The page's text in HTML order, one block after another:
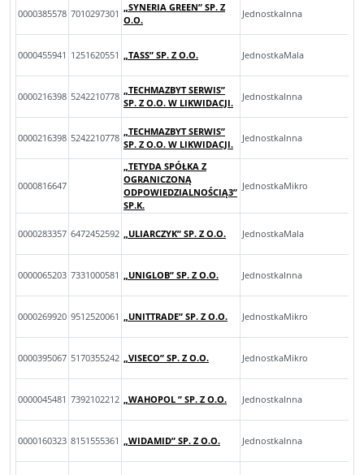
0000385578 7010297301
„SYNERIA GREEN” SP. Z
O.O.
JednostkaInna
0000455941 1251620551 „TASS” SP. Z O.O. JednostkaMala
0000216398 5242210778
„TECHMAZBYT SERWIS”
SP. Z O.O. W LIKWIDACJI.
JednostkaInna
0000216398 5242210778
„TECHMAZBYT SERWIS”
SP. Z O.O. W LIKWIDACJI.
JednostkaInna
0000816647
„TETYDA SPÓŁKA Z
OGRANICZONĄ
ODPOWIEDZIALNOŚCIĄ3”
SP.K.
JednostkaMikro
0000283357 6472452592 „ULIARCZYK” SP. Z O.O. JednostkaMala
0000065203 7331000581 „UNIGLOB” SP. Z O.O. JednostkaInna
0000269920 9512520061 „UNITTRADE” SP. Z O.O. JednostkaMikro
0000395067 5170355242 „VISECO” SP. Z O.O. JednostkaMikro
0000045481 7392102212 „WAHOPOL ” SP. Z O.O. JednostkaInna
0000160323 8151555361 „WIDAMID” SP. Z O.O. JednostkaInna